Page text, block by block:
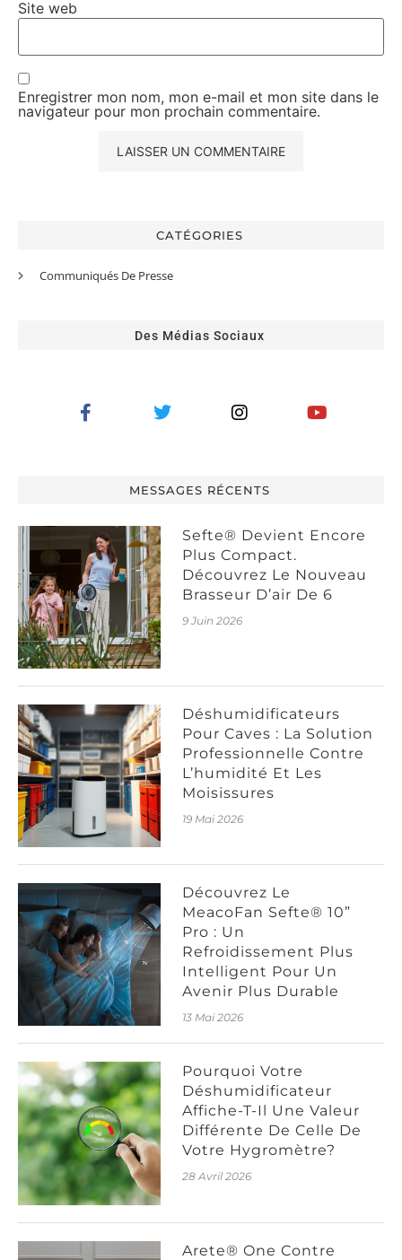
Site web
Enregistrer mon nom, mon e-mail et mon site dans le
navigateur pour mon prochain commentaire.
CATÉGORIES
Communiqués De Presse
Des Médias Sociaux
MESSAGES RÉCENTS
Sefte® Devient Encore
Plus Compact.
Découvrez Le Nouveau
Brasseur D’air De 6
9 Juin 2026
Déshumidificateurs
Pour Caves : La Solution
Professionnelle Contre
L’humidité Et Les
Moisissures
19 Mai 2026
Découvrez Le
MeacoFan Sefte® 10”
Pro : Un
Refroidissement Plus
Intelligent Pour Un
Avenir Plus Durable
13 Mai 2026
Pourquoi Votre
Déshumidificateur
Affiche-T-Il Une Valeur
Différente De Celle De
Votre Hygromètre?
28 Avril 2026
Arete® One Contre